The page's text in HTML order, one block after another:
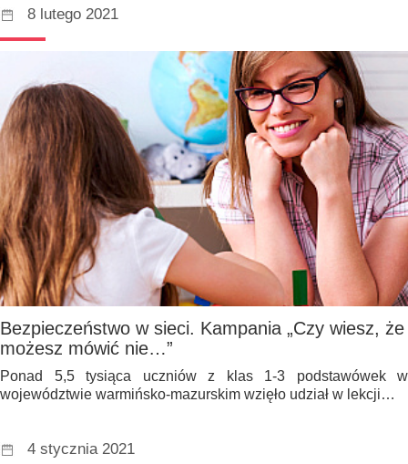
8 lutego 2021
Bezpieczeństwo w sieci. Kampania „Czy wiesz, że
możesz mówić nie…”
Ponad 5,5 tysiąca uczniów z klas 1-3 podstawówek w
województwie warmińsko-mazurskim wzięło udział w lekcji…
4 stycznia 2021